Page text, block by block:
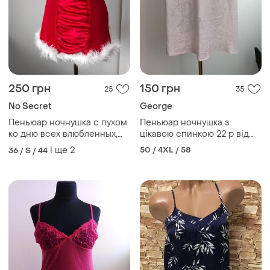
250 грн 25
No Secret
Пеньюар ночнушка с пухом
ко дню всех влюбленных,
день святого валентина от
no secret
36 / S / 44 і ще 2
150 грн 35
George
Пеньюар ночнушка з
цікавою спинкою 22 р від
george
50 / 4XL / 58